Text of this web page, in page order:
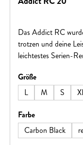
Das Addict RC
trotzen und deine
leichtestes Serien-
dieses Bikes wurde
gefertigt – alle
lassen.Hinweis:
vorherige
Größeauswählen
L
M S
Farbeauswählen
Carbon Black